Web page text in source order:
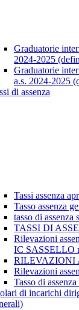
Graduatorie
2024-2025
Graduatorie
a.s. 2024-2025
di assenza
Tassi assenza
Tasso assenza
tasso di assenza
TASSI DI
Rilevazioni
IC SASSELLO
RILEVAZIONI
Rilevazioni
Tasso di
di incarichi